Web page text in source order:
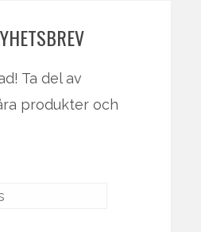
Ta del av
produkter och